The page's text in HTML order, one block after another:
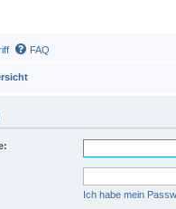
FAQ
Ich habe mein